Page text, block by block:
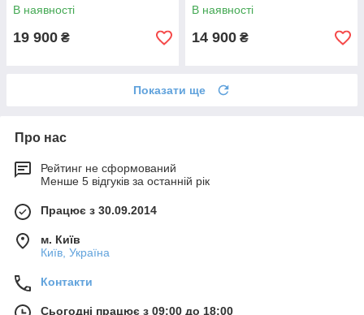
В наявності
19 900 ₴
В наявності
14 900 ₴
Показати ще
Про нас
Рейтинг не сформований
Менше 5 відгуків за останній рік
Працює з 30.09.2014
м. Київ
Київ, Україна
Контакти
Сьогодні працює з 09:00 до 18:00